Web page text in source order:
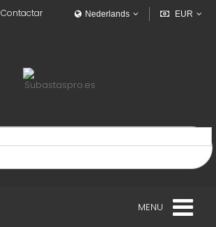
EUR
Nederlands
Contactar
MENU